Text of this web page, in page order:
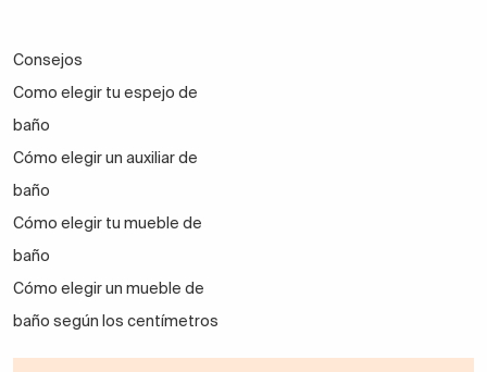
Consejos
Como elegir tu espejo de
baño
Cómo elegir un auxiliar de
baño
Cómo elegir tu mueble de
baño
Cómo elegir un mueble de
baño según los centímetros